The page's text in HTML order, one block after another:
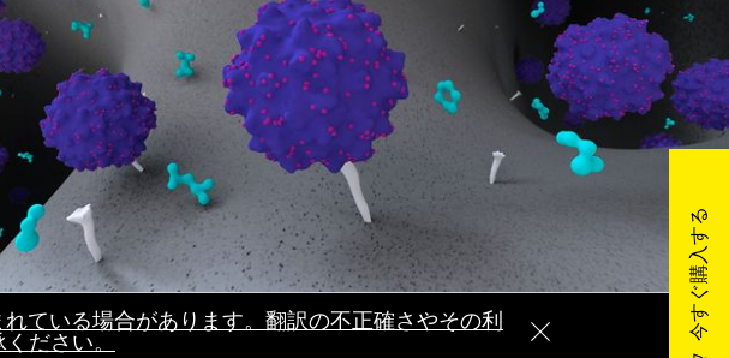
ている場合があります。翻訳の不正確さやその利
ださい。
今すぐ購入する